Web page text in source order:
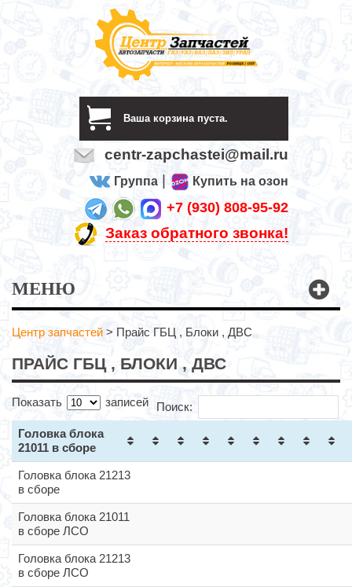
Ваша корзина пуста.
centr-zapchastei@mail.ru
Группа Купить на озон
+7 (930) 808-95-92
Заказ обратного звонка!
МЕНЮ
Центр запчастей > Прайс ГБЦ , Блоки , ДВС
ПРАЙС ГБЦ , БЛОКИ , ДВС
Показать записей Поиск:
Головка блока
21011 в сборе
Головка блока 21213
в сборе
Головка блока 21011
в сборе ЛСО
Головка блока 21213
в сборе ЛСО